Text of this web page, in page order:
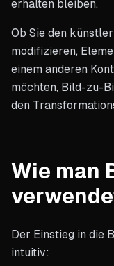
erhalten bleiben.
Ob Sie den
modifizieren,
einem anderen
möchten, Bild-zu-
den
Wie man
Der Einstieg in die
intuitiv: